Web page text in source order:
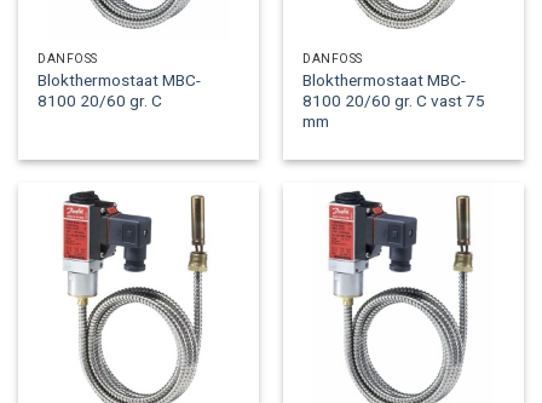
DANFOSS
Blokthermostaat MBC-
8100 20/60 gr. C
DANFOSS
Blokthermostaat MBC-
8100 20/60 gr. C vast 75
mm